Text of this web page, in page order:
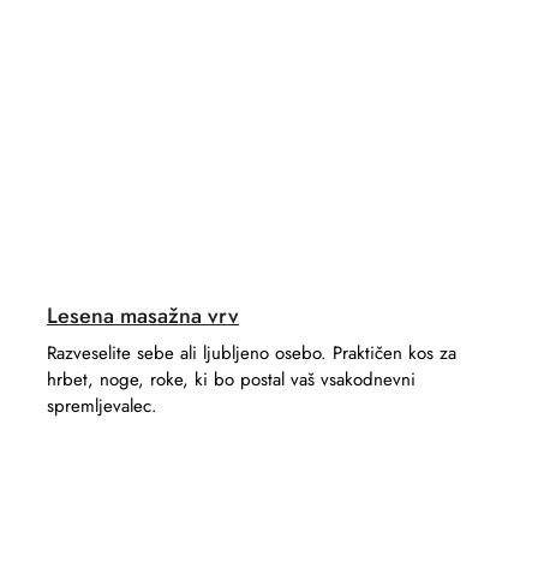
Lesena masažna vrv
Razveselite sebe ali ljubljeno osebo. Praktičen kos za
hrbet, noge, roke, ki bo postal vaš vsakodnevni
spremljevalec.